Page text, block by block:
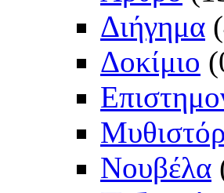
Διήγημα
Δοκίμιο
Νουβέλα